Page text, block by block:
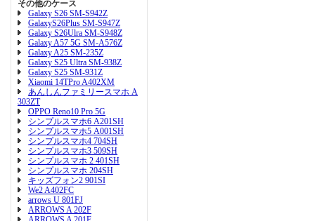
その他のケース
Galaxy S26 SM-S942Z
GalaxyS26Plus SM-S947Z
Galaxy S26Ulra SM-S948Z
Galaxy A57 5G SM-A576Z
Galaxy A25 SM-235Z
Galaxy S25 Ultra SM-938Z
Galaxy S25 SM-931Z
Xiaomi 14TPro A402XM
あんしんファミリースマホ A
303ZT
OPPO Reno10 Pro 5G
シンプルスマホ6 A201SH
シンプルスマホ5 A001SH
シンプルスマホ4 704SH
シンプルスマホ3 509SH
シンプルスマホ 2 401SH
シンプルスマホ 204SH
キッズフォン2 901SI
We2 A402FC
arrows U 801FJ
ARROWS A 202F